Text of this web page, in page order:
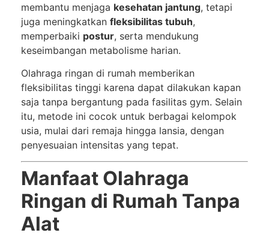
membantu menjaga kesehatan jantung, tetapi
juga meningkatkan fleksibilitas tubuh,
memperbaiki postur, serta mendukung
keseimbangan metabolisme harian.
Olahraga ringan di rumah memberikan
fleksibilitas tinggi karena dapat dilakukan kapan
saja tanpa bergantung pada fasilitas gym. Selain
itu, metode ini cocok untuk berbagai kelompok
usia, mulai dari remaja hingga lansia, dengan
penyesuaian intensitas yang tepat.
Manfaat Olahraga
Ringan di Rumah Tanpa
Alat